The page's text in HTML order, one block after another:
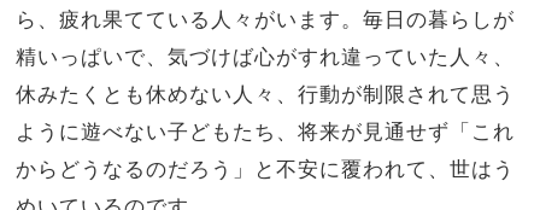
ら、疲れ果てている人々がいます。毎日の暮らしが
精いっぱいで、気づけば心がすれ違っていた人々、
休みたくとも休めない人々、行動が制限されて思う
ように遊べない子どもたち、将来が見通せず「これ
からどうなるのだろう」と不安に覆われて、世はう